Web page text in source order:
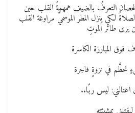
التعرفُ بالضيف همهمةُ القلب حين
لكي ينزل المطر الموسميُّ مراوغة القلب
يرى طائر الموتِ
فوق المبارزة الكاسرة
في نزوةٍ فاجرة
اغتالني: ليس ربًا..